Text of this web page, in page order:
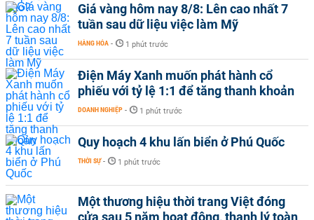
Giá vàng hôm nay 8/8: Lên cao nhất 7
tuần sau dữ liệu việc làm Mỹ
HÀNG HÓA - 1 phút trước
Điện Máy Xanh muốn phát hành cổ
phiếu với tỷ lệ 1:1 để tăng thanh khoản
DOANH NGHIỆP - 1 phút trước
Quy hoạch 4 khu lấn biển ở Phú Quốc
THỜI SỰ - 1 phút trước
Một thương hiệu thời trang Việt đóng
cửa sau 5 năm hoạt động, thanh lý toàn